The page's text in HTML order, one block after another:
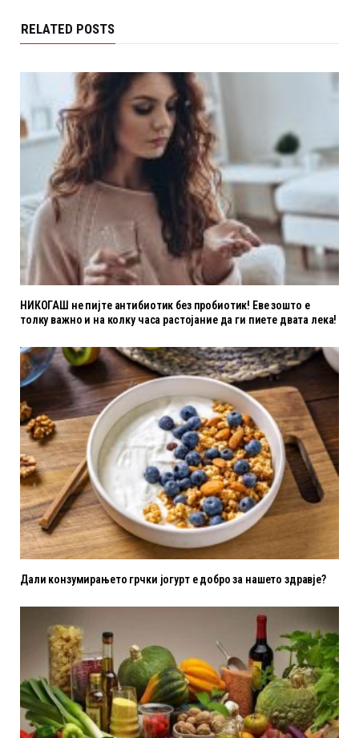
RELATED POSTS
НИКОГАШ не пијте антибиотик без пробиотик! Еве зошто е
толку важно и на колку часа растојание да ги пиете двата лека!
Дали конзумирањето грчки јогурт е добро за нашето здравје?